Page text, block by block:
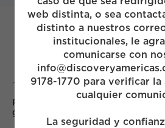
web distinta, o sea
distinto a nuestros
institucionales, le
comunicarse con
9178-1770 para verificar
cualquier
La seguridad y
Partnering with Mexico's leading
growth & build value